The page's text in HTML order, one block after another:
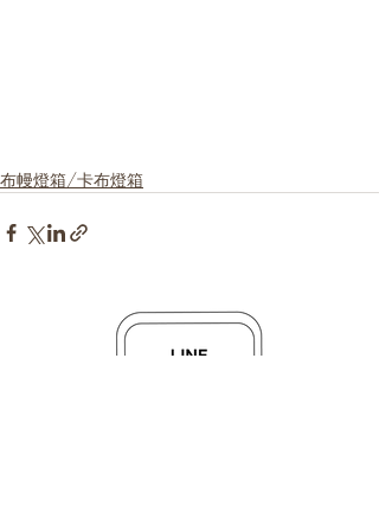
布幔燈箱/卡布燈箱